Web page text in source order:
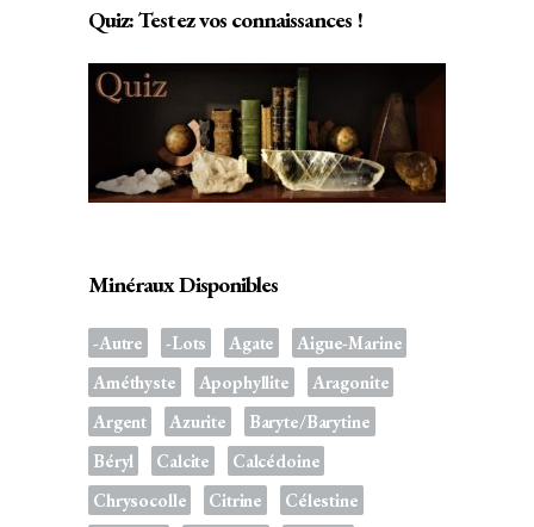
Quiz: Testez vos connaissances !
Minéraux Disponibles
-Autre -Lots Agate
Aigue-Marine
Améthyste
Apophyllite
Aragonite
Argent
Azurite
Baryte/Barytine
Béryl
Calcite
Calcédoine
Chrysocolle
Citrine
Célestine